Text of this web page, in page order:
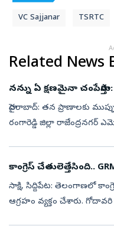
VC Sajjanar TSRTC
Related News
నన్ను ఏ క్ష‌ణ‌మైనా
హైద‌రాబాద్‌: త‌న ప్రాణాల‌కు
రంగారెడ్డి జిల్లా రాజేంద్ర‌న‌గ‌ర్
కాంగ్రెస్ చేతులెత్తేసింది..
సాక్షి, సిద్దిపేట: తెలంగాణలో
ఆగ్రహం వ్యక్తం చేశారు. గోదావరి జలాల అంశంపై కాంగ్రెస్ ప్రభుత్వ తీరును